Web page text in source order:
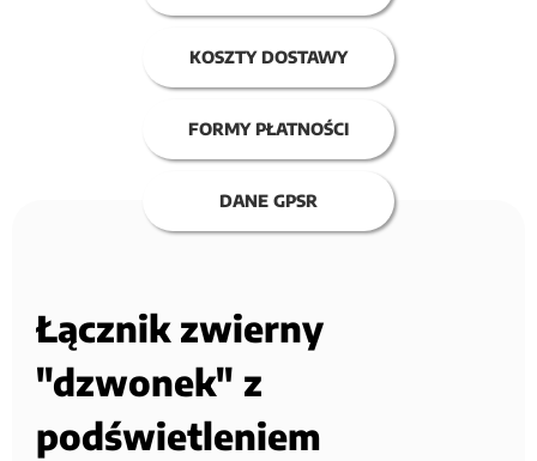
KOSZTY DOSTAWY
FORMY PŁATNOŚCI
DANE GPSR
Łącznik zwierny
"dzwonek" z
podświetleniem